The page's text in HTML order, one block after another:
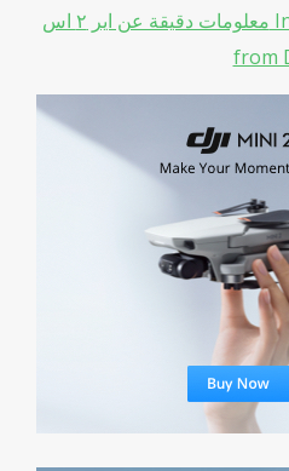
معلومات دقيقة عن اير ٢ اس Information about Air 2S
from